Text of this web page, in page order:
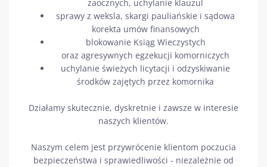
zaocznych, uchylanie klauzul
sprawy z weksla, skargi pauliańskie i sądowa
korekta umów finansowych
blokowanie Ksiąg Wieczystych
oraz agresywnych egzekucji komorniczych
uchylanie świeżych licytacji i odzyskiwanie
środków zajętych przez komornika
Działamy skutecznie, dyskretnie i zawsze w interesie
naszych klientów.
Naszym celem jest przywrócenie klientom poczucia
bezpieczeństwa i sprawiedliwości - niezależnie od